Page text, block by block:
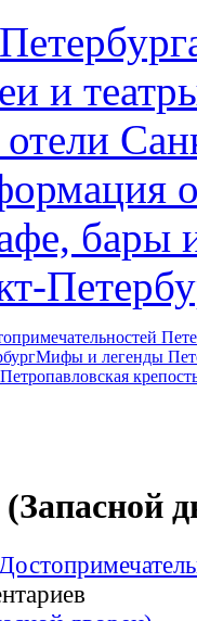
и
бары
Мифы и легенды
Петропавловская